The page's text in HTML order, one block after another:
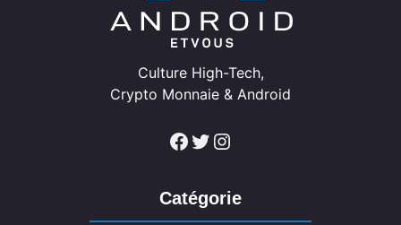
Culture High-Tech,
Crypto Monnaie & Android
Facebook Twitter Instagram
Catégorie